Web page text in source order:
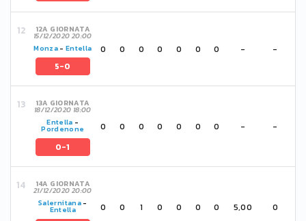
12A GIORNATA
15/12/2020 20:00
Monza-Entella
5-0
0 0 0 0 0 0 0 - -
13A GIORNATA
18/12/2020 18:00
Entella -
Pordenone
0-1
0 0 0 0 0 0 0 - -
14A GIORNATA
21/12/2020 20:00
Salernitana-
Entella 0 0 1 0 0 0 0 5,00 0